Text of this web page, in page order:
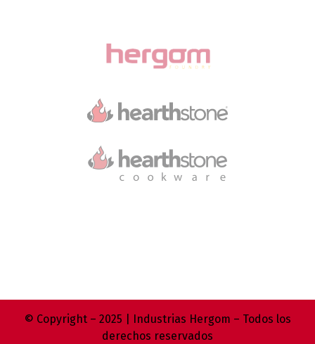
© Copyright – 2025 | Industrias Hergom – Todos los
derechos reservados